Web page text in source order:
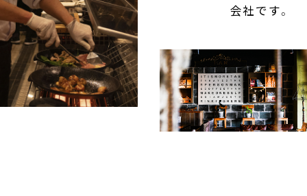
FC & Licence
Contact
会社です。